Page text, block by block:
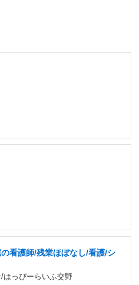
看護師/残業ほぼなし/看護/シ
はっぴーらいふ交野